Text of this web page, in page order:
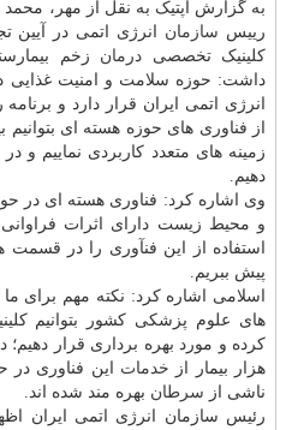
به گزارش اپتیک به نقل از مهر،
رییس سازمان انرژی اتمی در آیین
کلینیک تخصصی درمان زخم
داشت: حوزه سلامت و امنیت غذایی
انرژی اتمی ایران قرار دارد و
از فناوری های حوزه هسته ای بتوانیم
زمینه های متعدد کاربردی نماییم و
دهیم.
وی اشاره کرد: فناوری هسته ای در
و محیط زیست دارای اثرات
استفاده از این فنآوری را در
پیش ببریم.
اسلامی اشاره کرد: نکته مهم برای ما
های علوم پزشکی کشور بتوانیم
کرده و مورد بهره برداری قرار
هزار بیمار از خدمات این فناوری در
ناشی از سرطان بهره مند شده اند.
رئیس سازمان انرژی اتمی ایران